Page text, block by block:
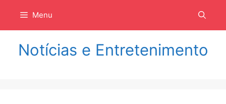
isi
Menu
Notícias e Entretenimento